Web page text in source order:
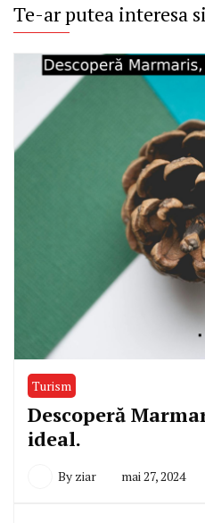
Te-ar putea interesa
Turism
Descoperă
ideal.
By ziar mai 27, 2024